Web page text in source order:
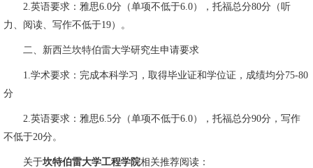
2.英语要求：雅思6.0分（单项不低于6.0），托福总分80分（听
力、阅读、写作不低于19）。
二、新西兰坎特伯雷大学研究生申请要求
1.学术要求：完成本科学习，取得毕业证和学位证，成绩均分75-80
分
2.英语要求：雅思6.5分（单项不低于6.0），托福总分90分，写作
不低于20分。
关于坎特伯雷大学工程学院相关推荐阅读：